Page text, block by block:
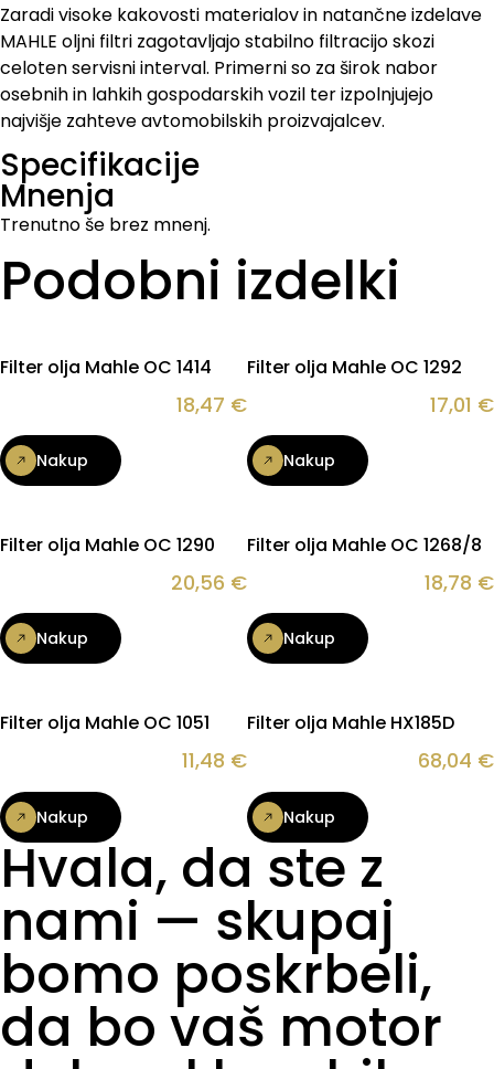
Zaradi visoke kakovosti materialov in natančne izdelave
MAHLE oljni filtri zagotavljajo stabilno filtracijo skozi
celoten servisni interval. Primerni so za širok nabor
osebnih in lahkih gospodarskih vozil ter izpolnjujejo
najvišje zahteve avtomobilskih proizvajalcev.
Specifikacije
Mnenja
Trenutno še brez mnenj.
Podobni izdelki
Filter olja Mahle OC 1414
18,47 €
Nakup
Filter olja Mahle OC 1292
17,01 €
Nakup
Filter olja Mahle OC 1290
20,56 €
Nakup
Filter olja Mahle OC 1268/8
18,78 €
Nakup
Filter olja Mahle OC 1051
11,48 €
Nakup
Filter olja Mahle HX185D
68,04 €
Nakup
Hvala, da ste z
nami — skupaj
bomo poskrbeli,
da bo vaš motor